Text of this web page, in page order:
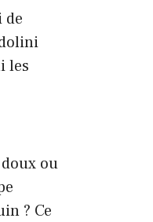
de
les
ou
? Ce